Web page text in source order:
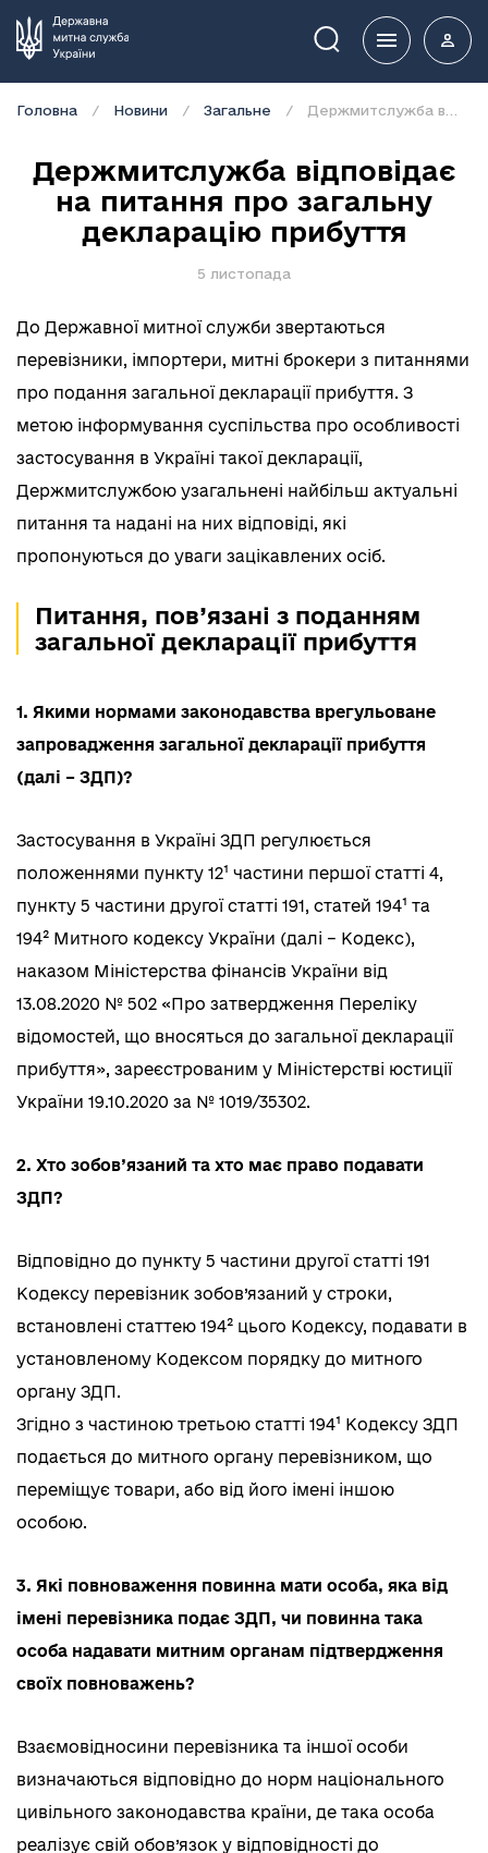
Пошук
Головна Новини Загальне
Держмитслужба відповідає
на питання про загальну
декларацію прибуття
5 листопада
До Державної митної служби звертаються
перевізники, імпортери, митні брокери з питаннями
про подання загальної декларації прибуття. З
метою інформування суспільства про особливості
застосування в Україні такої декларації,
Держмитслужбою узагальнені найбільш актуальні
питання та надані на них відповіді, які
пропонуються до уваги зацікавлених осіб.
Питання, пов’язані з поданням
загальної декларації прибуття
1. Якими нормами законодавства врегульоване
запровадження загальної декларації прибуття
(далі – ЗДП)?
Застосування в Україні ЗДП регулюється
положеннями пункту 12¹ частини першої статті 4,
пункту 5 частини другої статті 191, статей 194¹ та
194² Митного кодексу України (далі – Кодекс),
наказом Міністерства фінансів України від
13.08.2020 № 502 «Про затвердження Переліку
відомостей, що вносяться до загальної декларації
прибуття», зареєстрованим у Міністерстві юстиції
України 19.10.2020 за № 1019/35302.
2. Хто зобов’язаний та хто має право подавати
ЗДП?
Відповідно до пункту 5 частини другої статті 191
Кодексу перевізник зобов’язаний у строки,
встановлені статтею 194² цього Кодексу, подавати в
установленому Кодексом порядку до митного
органу ЗДП.
Згідно з частиною третьою статті 194¹ Кодексу ЗДП
подається до митного органу перевізником, що
переміщує товари, або від його імені іншою
особою.
3. Які повноваження повинна мати особа, яка від
імені перевізника подає ЗДП, чи повинна така
особа надавати митним органам підтвердження
своїх повноважень?
Взаємовідносини перевізника та іншої особи
визначаються відповідно до норм національного
цивільного законодавства країни, де така особа
реалізує свій обов’язок у відповідності до